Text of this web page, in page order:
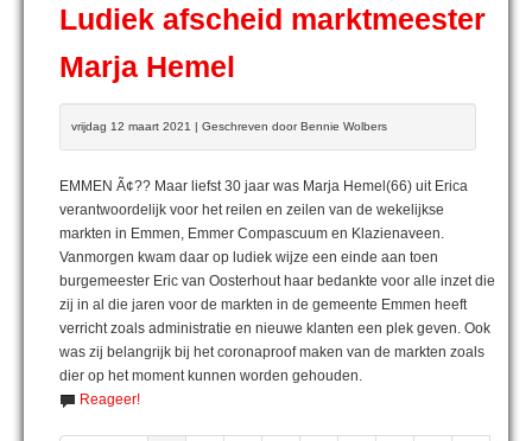
Ludiek afscheid marktmeester
Marja Hemel
vrijdag 12 maart 2021 | Geschreven door Bennie Wolbers
EMMEN Ã¢?? Maar liefst 30 jaar was Marja Hemel(66) uit Erica
verantwoordelijk voor het reilen en zeilen van de wekelijkse
markten in Emmen, Emmer Compascuum en Klazienaveen.
Vanmorgen kwam daar op ludiek wijze een einde aan toen
burgemeester Eric van Oosterhout haar bedankte voor alle inzet die
zij in al die jaren voor de markten in de gemeente Emmen heeft
verricht zoals administratie en nieuwe klanten een plek geven. Ook
was zij belangrijk bij het coronaproof maken van de markten zoals
dier op het moment kunnen worden gehouden.
Reageer!